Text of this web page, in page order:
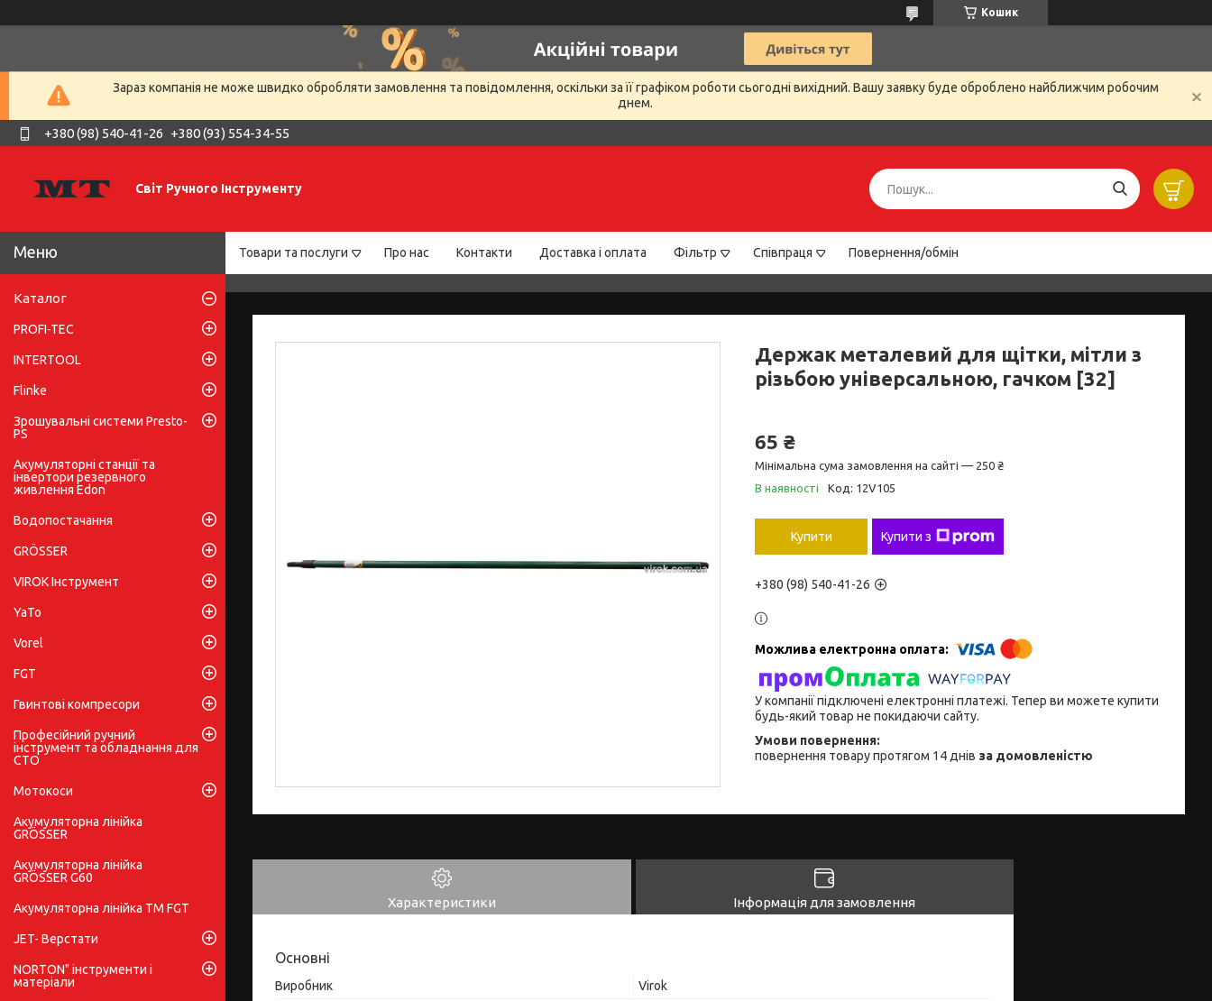
Кошик
Зараз компанія не може швидко обробляти замовлення та повідомлення, оскільки за її графіком роботи сьогодні вихідний. Вашу заявку буде оброблено найближчим робочим
днем.
+380 (98) 540-41-26 +380 (93) 554-34-55
Світ Ручного Інструменту
Товари та послуги Про нас Контакти Доставка і оплата Фільтр Співпраця Повернення/обмін
Держак металевий для щітки, мітли з
різьбою універсальною, гачком [32]
65 ₴
Мінімальна сума замовлення на сайті — 250 ₴
В наявності
Код: 12V105
Купити Купити з
+380 (98) 540-41-26
У компанії підключені електронні платежі. Тепер ви можете купити
будь-який товар не покидаючи сайту.
повернення товару протягом 14 днів за домовленістю
Характеристики Інформація для замовлення
Основні
Виробник Virok
Каталог
PROFI-TEC
INTERTOOL
Flinke
Зрошувальні системи Presto-
PS
Акумуляторні станції та
інвертори резервного
живлення Edon
Водопостачання
GRÖSSER
VIROK Інструмент
YaTo
Vorel
FGT
Гвинтові компресори
Професійний ручний
інструмент та обладнання для
СТО
Мотокоси
Акумуляторна лінійка
GRÖSSER
Акумуляторна лінійка
GRÖSSER G60
Акумуляторна лінійка ТМ FGT
JET- Верстати
NORTON" інструменти і
матеріали